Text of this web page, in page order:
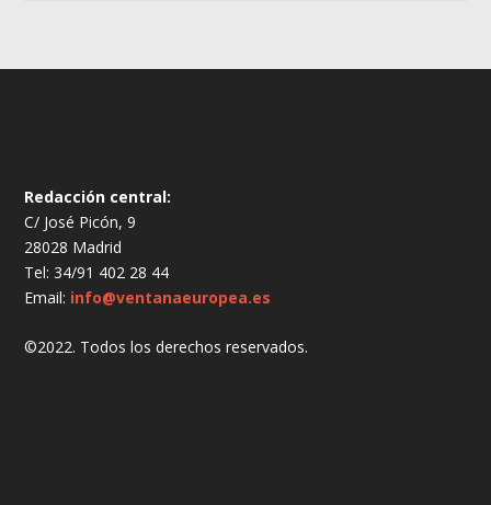
Redacción central:
C/ José Picón, 9
28028 Madrid
Tel: 34/91 402 28 44
Email: info@ventanaeuropea.es
©2022. Todos los derechos reservados.